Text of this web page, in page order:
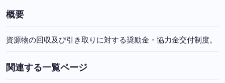
概要
資源物の回収及び引き取りに対する奨励金・協力金交付制度。
関連する一覧ページ